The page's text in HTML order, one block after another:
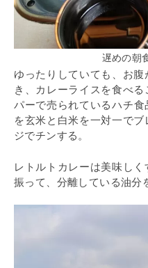
遅めの
ゆったりしていても、お
き、カレーライスを食べ
パーで売られているハチ食
を玄米と白米を一対一で
ジでチンする。
レトルトカレーは美味し
振って、分離している油分